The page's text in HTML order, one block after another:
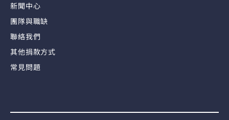
新聞中心
團隊與職缺
聯絡我們
其他捐款方式
常見問題